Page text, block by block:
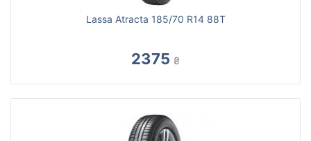
Lassa Atracta 185/70 R14 88T
2375 ₴